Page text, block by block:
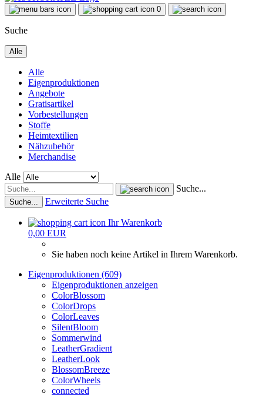
0
Suche
Alle
Alle
Eigenproduktionen
Angebote
Gratisartikel
Vorbestellungen
Stoffe
Heimtextilien
Nähzubehör
Merchandise
Alle
Suche...
Suche... Erweiterte Suche
Ihr Warenkorb
0,00 EUR
Sie haben noch keine Artikel in Ihrem Warenkorb.
Eigenproduktionen (609)
Eigenproduktionen anzeigen
ColorBlossom
ColorDrops
ColorLeaves
SilentBloom
Sommerwind
LeatherGradient
LeatherLook
BlossomBreeze
ColorWheels
connected